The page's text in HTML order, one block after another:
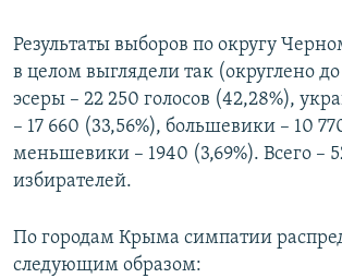
Результаты выборов по округу
в целом выглядели так (округлено
эсеры – 22 250 голосов (42,28%),
– 17 660 (33,56%), большевики – 10
меньшевики – 1940 (3,69%). Всего –
избирателей.
По городам Крыма симпатии
следующим образом: